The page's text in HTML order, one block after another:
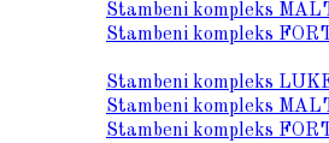
Stambeni kompleks
Stambeni kompleks
Stambeni kompleks
Stambeni kompleks
Stambeni kompleks